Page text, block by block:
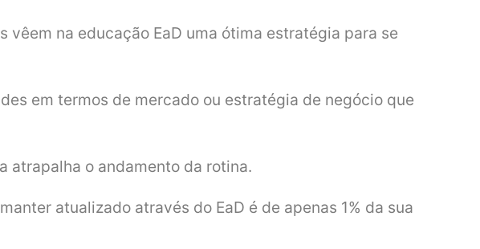
na educação EaD uma ótima estratégia para se
em termos de mercado ou estratégia de negócio que
atrapalha o andamento da rotina.
atualizado através do EaD é de apenas 1% da sua